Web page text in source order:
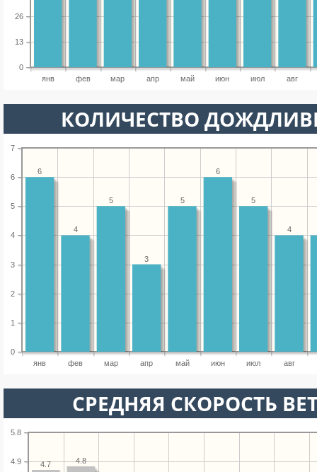
янв фев мар апр май июн июл авг
0
13
26
КОЛИЧЕСТВО
янв фев мар апр май июн июл авг
0
1
2
3
4
5
6
7
4
5
6
5
3
5
4
6
СРЕДНЯЯ СКОРОСТЬ
4.9
5.8
4.8
4.7